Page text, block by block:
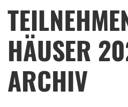
HÄUSER
ARCHIV